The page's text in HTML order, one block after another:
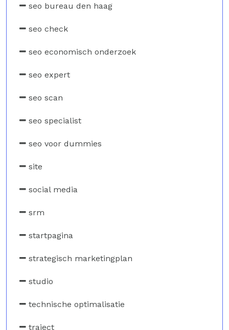
seo bureau den haag
seo check
seo economisch onderzoek
seo expert
seo scan
seo specialist
seo voor dummies
site
social media
srm
startpagina
strategisch marketingplan
studio
technische optimalisatie
traject